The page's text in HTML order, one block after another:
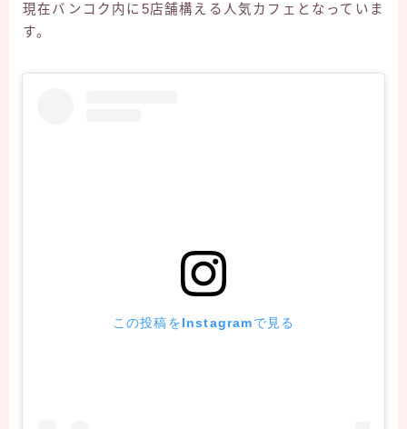
現在バンコク内に5店舗構える人気カフェとなっていま
す。
この投稿をInstagramで見る